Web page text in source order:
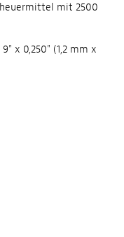
mit 2500
x 0,250" (1,2 mm x